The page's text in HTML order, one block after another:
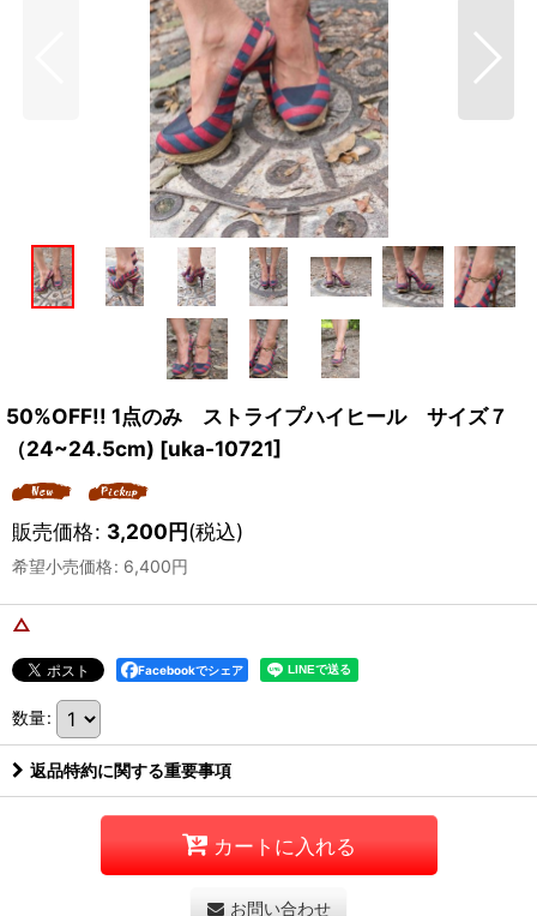
50%OFF!! 1点のみ ストライプハイヒール サイズ７
（24~24.5cm) [uka-10721]
販売価格: 3,200円(税込)
希望小売価格: 6,400円
△
Facebookでシェア
数量:
返品特約に関する重要事項
カートに入れる
お問い合わせ